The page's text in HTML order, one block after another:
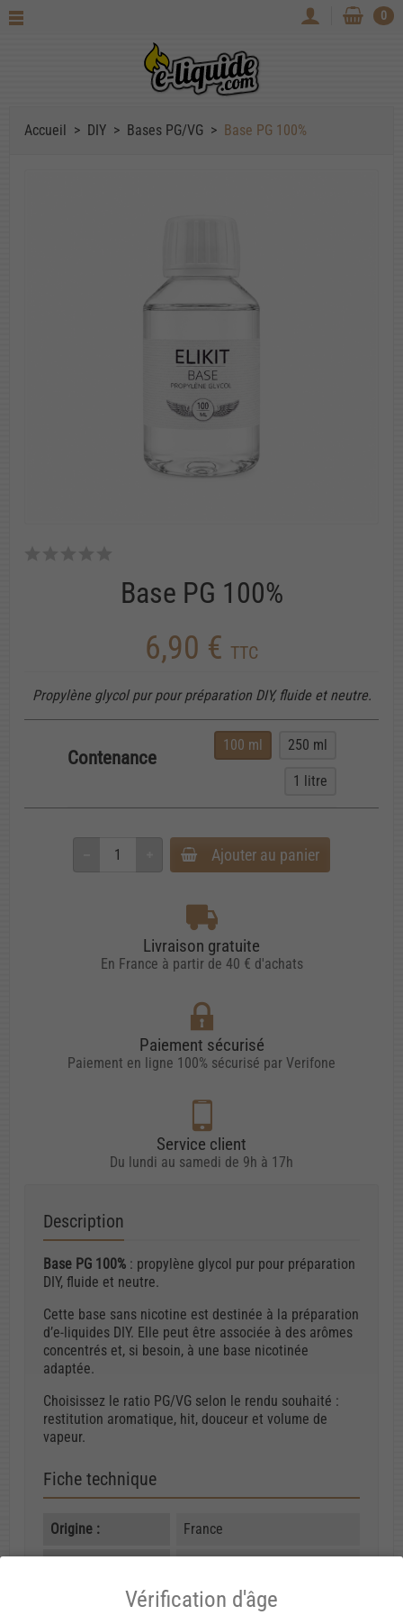
0
Accueil DIY Bases PG/VG Base PG 100%
Base PG 100%
6,90 € TTC
Propylène glycol pur pour préparation DIY, fluide et neutre.
Contenance
100 ml 250 ml
1 litre
Ajouter au panier
Livraison gratuite
En France à partir de 40 € d'achats
Paiement sécurisé
Paiement en ligne 100% sécurisé par Verifone
Service client
Du lundi au samedi de 9h à 17h
Description
Base PG 100% : propylène glycol pur pour préparation
DIY, fluide et neutre.
Cette base sans nicotine est destinée à la préparation
d’e-liquides DIY. Elle peut être associée à des arômes
concentrés et, si besoin, à une base nicotinée
adaptée.
Choisissez le ratio PG/VG selon le rendu souhaité :
restitution aromatique, hit, douceur et volume de
vapeur.
Fiche technique
Origine : France
Vérification d'âge